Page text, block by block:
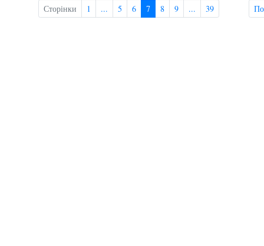
Сторінки 1 ... 5 6 7 8 9 ... 39